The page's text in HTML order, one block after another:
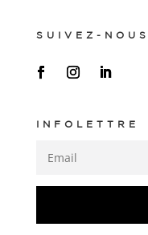
SUIVEZ-NOUS
INFOLETTRE